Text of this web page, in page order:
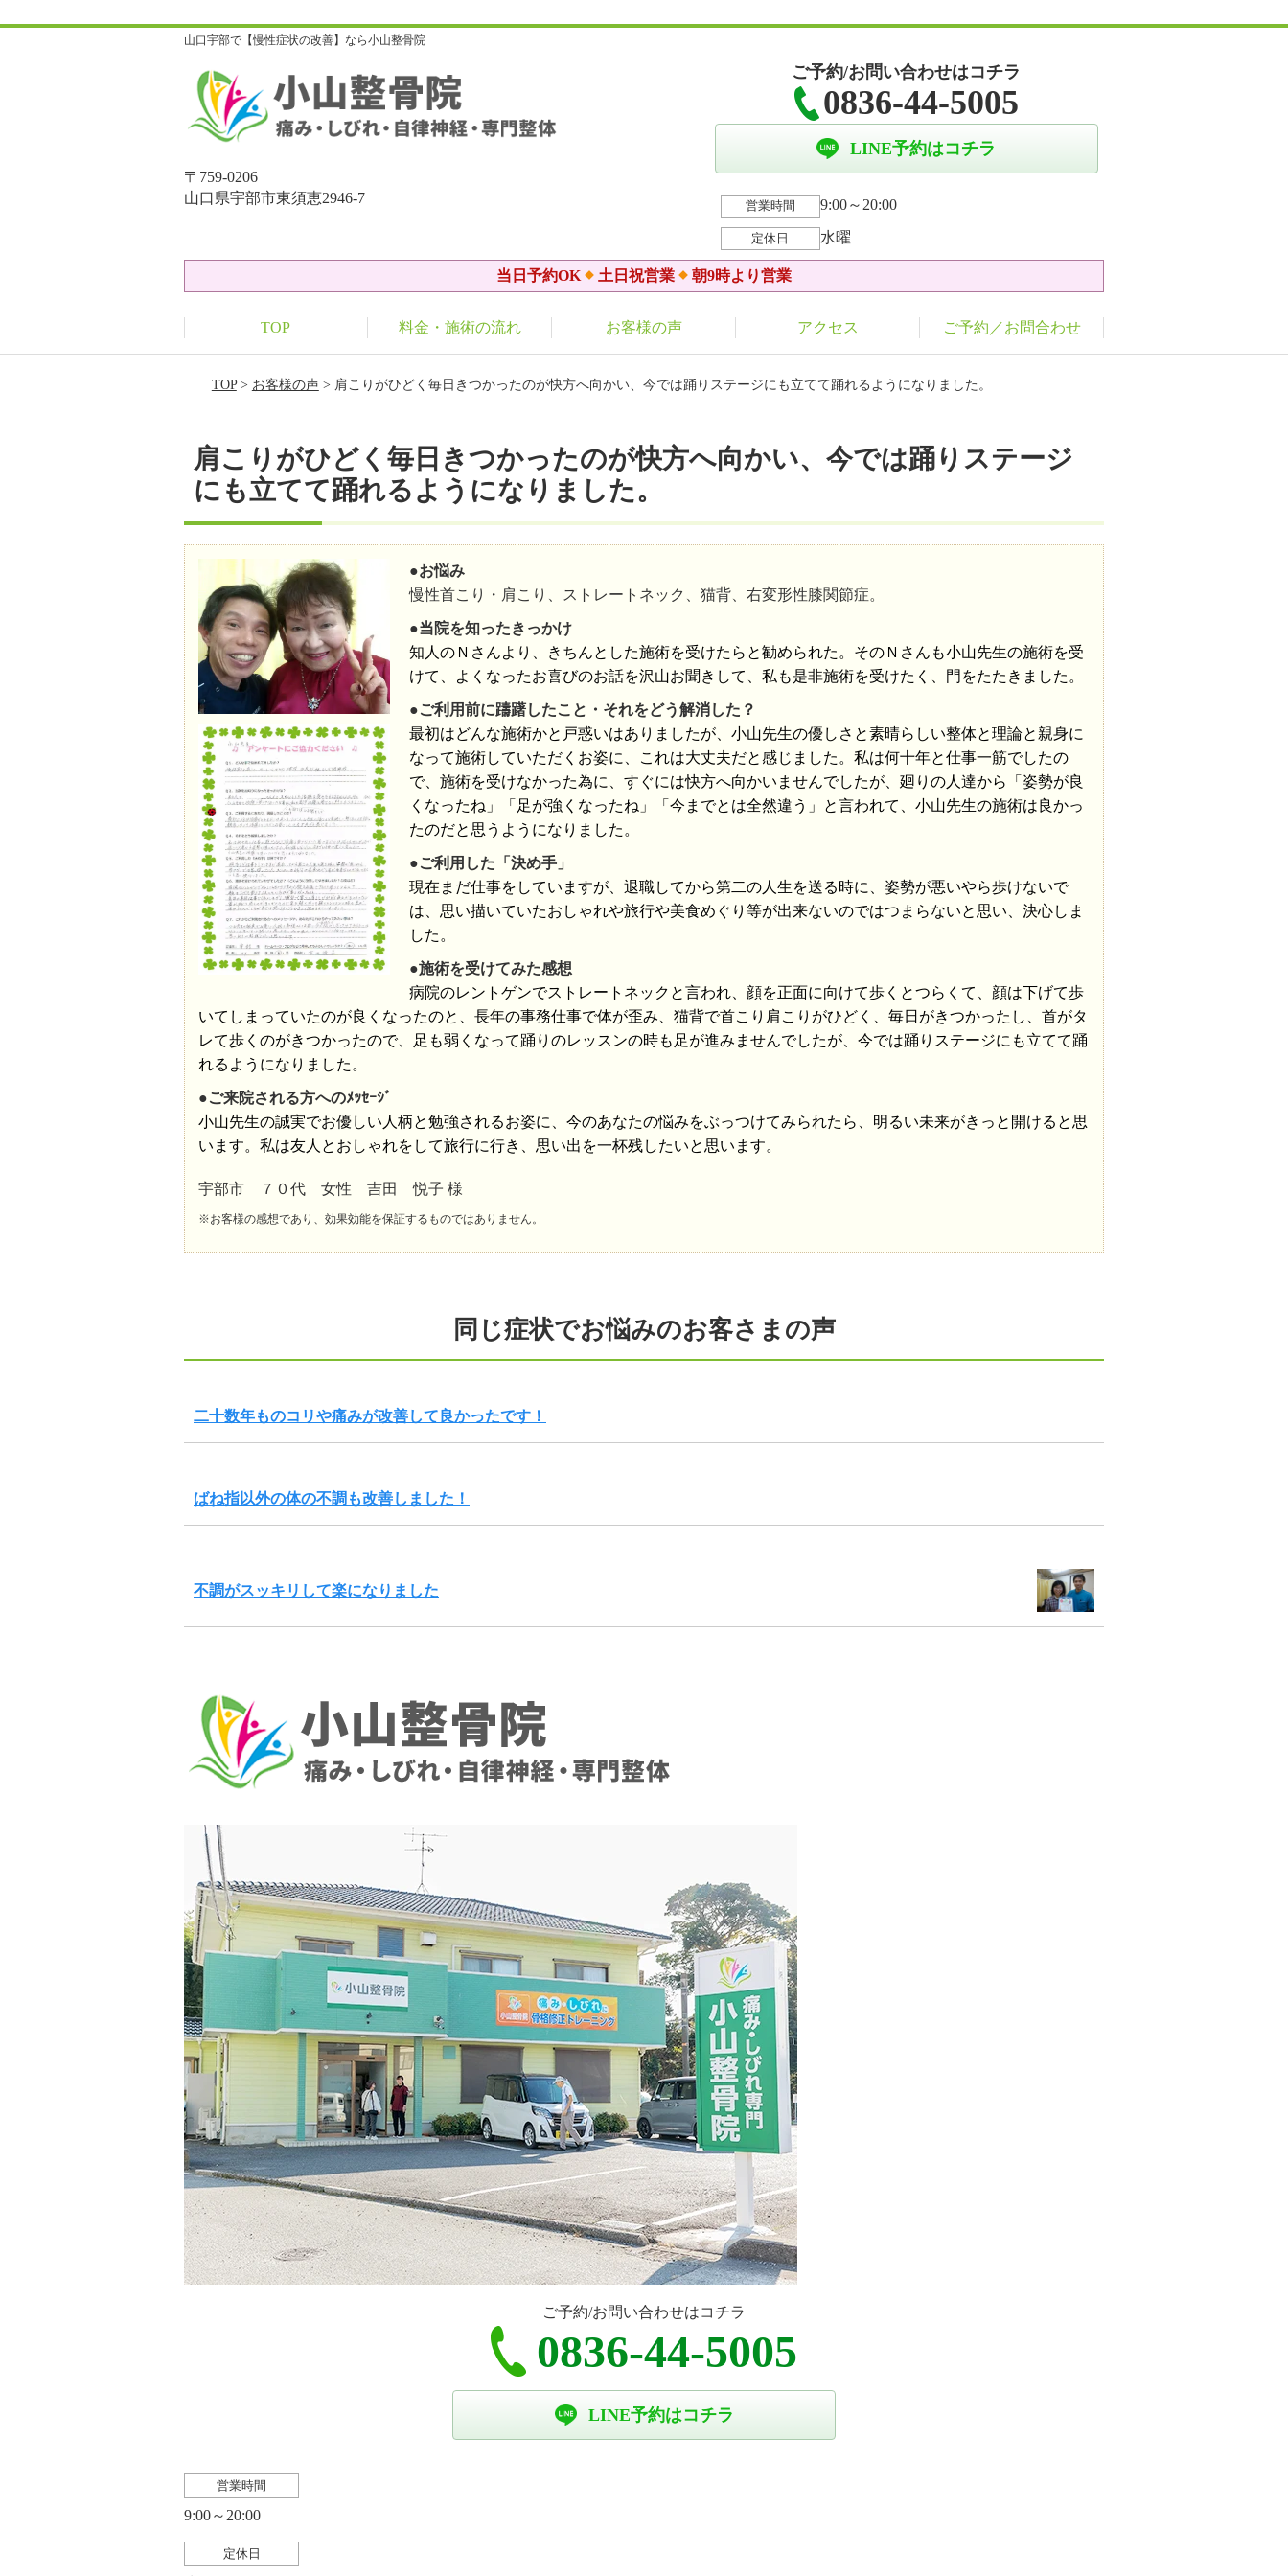
山口宇部で【慢性症状の改善】なら小山整骨院
〒759-0206
山口県宇部市東須恵2946-7
ご予約/お問い合わせはコチラ
0836-44-5005
LINE予約はコチラ
営業時間 9:00～20:00
定休日 水曜
当日予約OK 土日祝営業 朝9時より営業
TOP 料金・施術の流れ お客様の声 アクセス ご予約／お問合わせ
TOP> お客様の声> 肩こりがひどく毎日きつかったのが快方へ向かい、今では踊りステージにも立てて踊れるようになりました。
肩こりがひどく毎日きつかったのが快方へ向かい、今では踊りステージ
にも立てて踊れるようになりました。
●お悩み
慢性首こり・肩こり、ストレートネック、猫背、右変形性膝関節症。
●当院を知ったきっかけ
知人のＮさんより、きちんとした施術を受けたらと勧められた。そのＮさんも小山先生の施術を受
けて、よくなったお喜びのお話を沢山お聞きして、私も是非施術を受けたく、門をたたきました。
●ご利用前に躊躇したこと・それをどう解消した？
最初はどんな施術かと戸惑いはありましたが、小山先生の優しさと素晴らしい整体と理論と親身に
なって施術していただくお姿に、これは大丈夫だと感じました。私は何十年と仕事一筋でしたの
で、施術を受けなかった為に、すぐには快方へ向かいませんでしたが、廻りの人達から「姿勢が良
くなったね」「足が強くなったね」「今までとは全然違う」と言われて、小山先生の施術は良かっ
たのだと思うようになりました。
●ご利用した「決め手」
現在まだ仕事をしていますが、退職してから第二の人生を送る時に、姿勢が悪いやら歩けないで
は、思い描いていたおしゃれや旅行や美食めぐり等が出来ないのではつまらないと思い、決心しま
した。
●施術を受けてみた感想
病院のレントゲンでストレートネックと言われ、顔を正面に向けて歩くとつらくて、顔は下げて歩
いてしまっていたのが良くなったのと、長年の事務仕事で体が歪み、猫背で首こり肩こりがひどく、毎日がきつかったし、首がタ
レて歩くのがきつかったので、足も弱くなって踊りのレッスンの時も足が進みませんでしたが、今では踊りステージにも立てて踊
れるようになりました。
●ご来院される方へのﾒｯｾｰｼﾞ
小山先生の誠実でお優しい人柄と勉強されるお姿に、今のあなたの悩みをぶっつけてみられたら、明るい未来がきっと開けると思
います。私は友人とおしゃれをして旅行に行き、思い出を一杯残したいと思います。
宇部市 ７０代 女性 吉田 悦子 様
※お客様の感想であり、効果効能を保証するものではありません。
同じ症状でお悩みのお客さまの声
二十数年ものコリや痛みが改善して良かったです！
ばね指以外の体の不調も改善しました！
不調がスッキリして楽になりました
ご予約/お問い合わせはコチラ
0836-44-5005
LINE予約はコチラ
営業時間
9:00～20:00
定休日